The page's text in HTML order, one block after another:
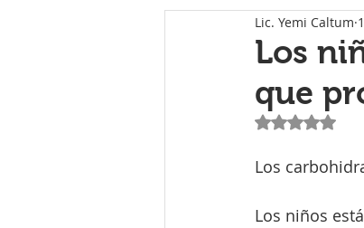
Los
que
Lic. Yemi Caltum
Obtuvo
Los
Los niños